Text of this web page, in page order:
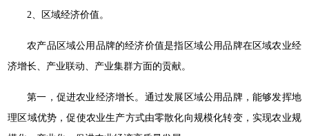
2、区域经济价值。
农产品区域公用品牌的经济价值是指区域公用品牌在区域农业经
济增长、产业联动、产业集群方面的贡献。
第一，促进农业经济增长。通过发展区域公用品牌，能够发挥地
理区域优势，促使农业生产方式由零散化向规模化转变，实现农业规